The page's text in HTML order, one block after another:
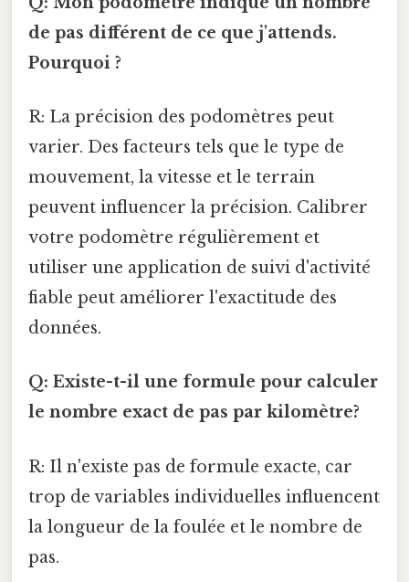
de pas différent de ce que j'attends.
Pourquoi ?
R: La précision des podomètres peut
varier. Des facteurs tels que le type de
mouvement, la vitesse et le terrain
peuvent influencer la précision. Calibrer
votre podomètre régulièrement et
utiliser une application de suivi d'activité
fiable peut améliorer l'exactitude des
données.
Q: Existe-t-il une formule pour calculer
le nombre exact de pas par kilomètre?
R: Il n'existe pas de formule exacte, car
trop de variables individuelles influencent
la longueur de la foulée et le nombre de
pas.